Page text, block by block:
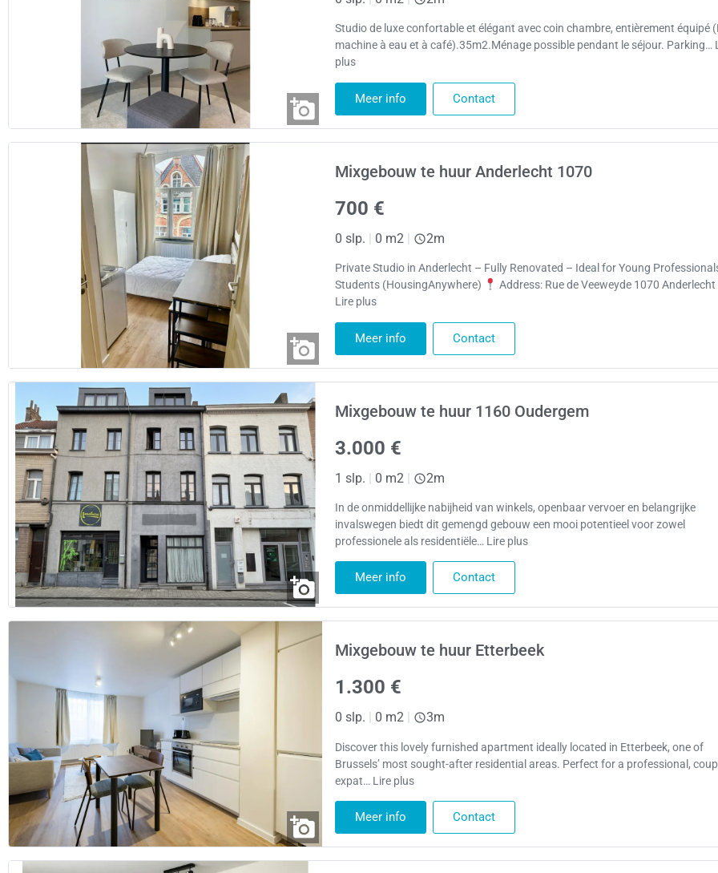
Studio de luxe confortable et élégant avec coin chambre, entièrement équipé
machine à eau et à café).35m2.Ménage possible pendant le séjour. Parking…
plus
Meer info Contact
Mixgebouw te huur Anderlecht 1070
700 €
0 slp. | 0 m2 | 2m
Private Studio in Anderlecht – Fully Renovated – Ideal for Young
Students (HousingAnywhere)
Address: Rue de Veeweyde 1070 Anderlecht
Lire plus
Meer info Contact
Mixgebouw te huur 1160 Oudergem
3.000 €
1 slp. | 0 m2 | 2m
In de onmiddellijke nabijheid van winkels, openbaar vervoer en belangrijke
invalswegen biedt dit gemengd gebouw een mooi potentieel voor zowel
professionele als residentiële… Lire plus
Meer info Contact
Mixgebouw te huur Etterbeek
1.300 €
0 slp. 0 m2 3m
Discover this lovely furnished apartment ideally located in Etterbeek, one of
Brussels’ most sought-after residential areas. Perfect for a professional,
expat… Lire plus
Meer info Contact